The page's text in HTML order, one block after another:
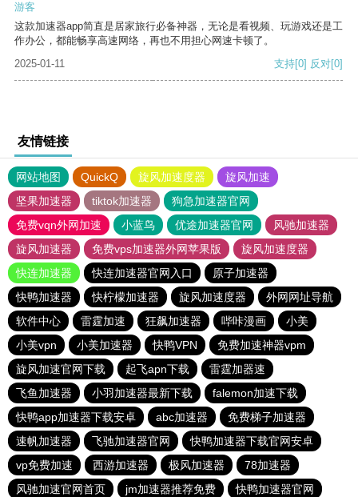
游客
这款加速器app简直是居家旅行必备神器，无论是看视频、玩游戏还是工
作办公，都能畅享高速网络，再也不用担心网速卡顿了。
2025-01-11
支持[0] 反对[0]
友情链接
网站地图 QuickQ 旋风加速度器
旋风加速
坚果加速器
tiktok加速器
狗急加速器官网
免费vqn外网加速
小蓝鸟 优途加速器官网
风驰加速器
旋风加速器
免费vps加速器外网苹果版
旋风加速度器
快连加速器
快连加速器官网入口
原子加速器
快鸭加速器
快柠檬加速器 旋风加速度器
外网网址导航
软件中心
雷霆加速 狂飙加速器 哔咔漫画
小美
小美vpn
小美加速器 快鸭VPN
免费加速神器vpm
旋风加速官网下载
起飞apn下载
雷霆加器速
飞鱼加速器
小羽加速器最新下载
falemon加速下载
快鸭app加速器下载安卓
abc加速器
免费梯子加速器
速帆加速器
飞驰加速器官网
快鸭加速器下载官网安卓
vp免费加速
西游加速器 极风加速器
78加速器
风驰加速官网首页
jm加速器推荐免费 快鸭加速器官网